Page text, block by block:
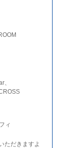
ィ
ただきますよ